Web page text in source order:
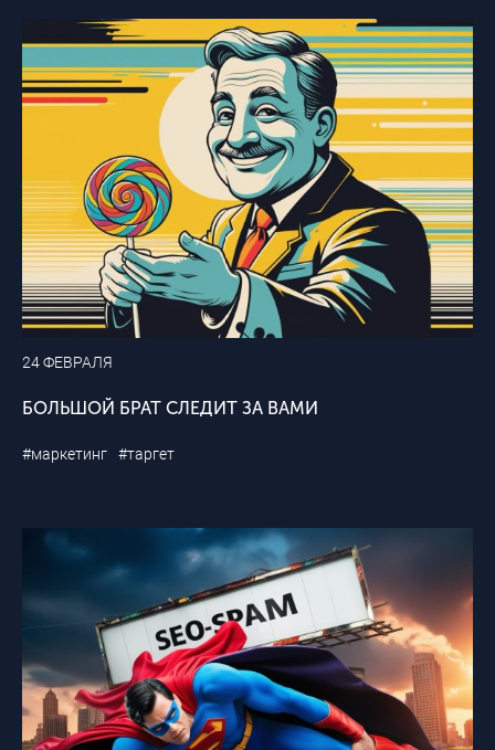
24 ФЕВРАЛЯ
БОЛЬШОЙ БРАТ СЛЕДИТ ЗА ВАМИ
#маркетинг #таргет